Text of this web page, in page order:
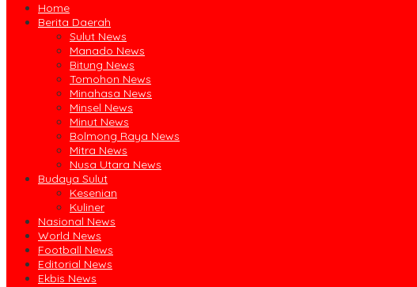
Home
Berita Daerah
Sulut News
Manado News
Bitung News
Tomohon News
Minahasa News
Minsel News
Minut News
Bolmong Raya News
Mitra News
Nusa Utara News
Budaya Sulut
Kesenian
Kuliner
Nasional News
World News
Football News
Editorial News
Ekbis News